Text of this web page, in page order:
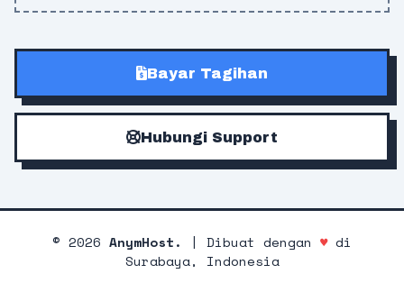
Bayar Tagihan
Hubungi Support
© 2026 AnymHost. | Dibuat dengan ♥di
Surabaya, Indonesia